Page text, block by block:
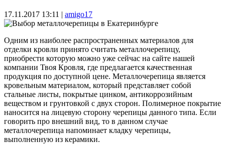
17.11.2017 13:11 | amigo17
Одним из наиболее распространенных материалов для
отделки кровли принято считать металлочерепицу,
приобрести которую можно уже сейчас на сайте нашей
компании Твоя Кровля, где предлагается качественная
продукция по доступной цене. Металлочерепица является
кровельным материалом, который представляет собой
стальные листы, покрытые цинком, антикоррозийным
веществом и грунтовкой с двух сторон. Полимерное покрытие
наносится на лицевую сторону черепицы данного типа. Если
говорить про внешний вид, то в данном случае
металлочерепица напоминает кладку черепицы,
выполненную из керамики.